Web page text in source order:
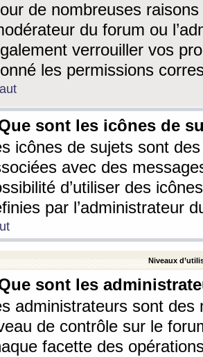
de nombreuses
du forum ou
verrouiller vos
les permissions
sont les icônes de
icônes de sujets sont
avec des
d’utiliser des
par l’administrateur
Niveaux
sont les
administrateurs sont
de contrôle sur le
facette des